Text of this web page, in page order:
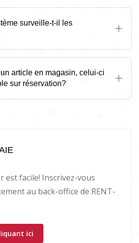
surveille-t-il les
article en magasin, celui-ci
sur réservation?
est facile! Inscrivez-vous
au back-office de RENT-
ici